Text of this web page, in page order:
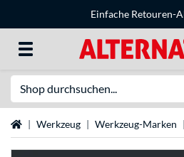
Einfache Retouren-
StartseiteWerkzeug Werkzeug-Marken